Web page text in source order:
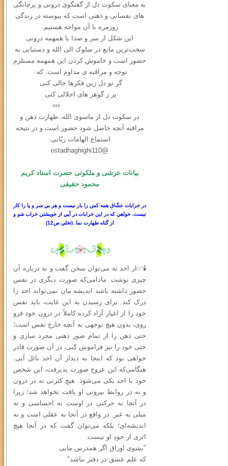
به معنای سکوت دل از گفتگوی درونی و ‌پرچانگی
های نفسانی و ذهنی است که پیوسته در زندگی
روزمره با آن مواجه هستیم.
این شکل از سر و صدا یا همهمه‌ درونی
سخت‌ترین مانع در سلوک الی الله و دستیابی به
حضور است و خاموش کردن این همهمه مستلزم
توجه و مراقبه ی مداوم است. که:
گر تو دل زین فکرها خالی کنی
پر ز گوهر های اجلالی کنی
▫️▫️▫️
در سكوت دل از ماسوی الله، طهارت ذهن و
مراقبه آنچه حاصل شود حضور است و در نتیجه
استماع الهامات ربّانی.
@ostadhaghighi110
بیانات عرشی و ملکوتی حضرت استاد کریم
محمود حقیقی
در خرابات عشّاق همه كس را بار نيست و هر بي سر و پا را كار
نيست. خواهي كه در اين خرابات در آيي از خويشتن خراب شو و
از گناه طهارت نما.
(تخلي ص12)
🕯✅از احد نه می‌توان سخن گفت و نه درباره آن
چیزی نوشت. مادامی‌که صورت دیگری در نفس
حضور داشته باشد اندیشه‌ مان نمی‌تواند احد را
درک کند. برای رسیدن به این غایت، باید نفس
خود را از اغیار آزاد کرده کاملاً در درون خود فرو
روی، بدون هیچ توجهی به آنچه خارج نفس است؛
حتى ذهن را از تمام صور ذهنی مجرد سازی و
حتی خود را نیز فراموش کنی، در آن صورت قادر
خواهی بود که اینجا به دیدار آن احد نائل آیی.
هنگامی‌که این عروج صورت پذیرفت، این شخص
خود با احد یکی می‌شود. هیچ کثرتی نه در درون
و نه در روابط بیرونی او یافت نخواهد شد؛ زیرا
در آنجا نه حرکتی در اوست نه احساسی و نه
میلی به غیر. در واقع در آنجا نه عقلی است و نه
اندیشه‌ای؛ بلکه می‌توان گفت که در آنجا هیچ
اثری از خودِ او نیست.
"بشوی اوراق اگر همدرس مایی
که علم عشق در دفتر نباشد"